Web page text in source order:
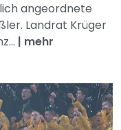
angeordnete
Landrat Krüger
| mehr